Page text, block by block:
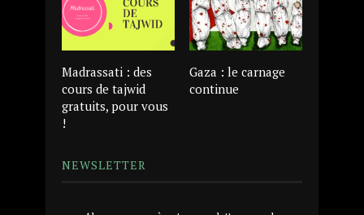
Madrassati : des
cours de tajwid
gratuits, pour vous
!
Gaza : le carnage
continue
NEWSLETTER